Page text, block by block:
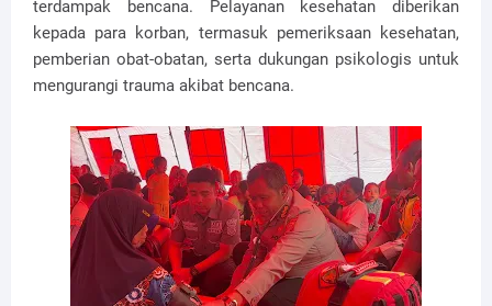
terdampak bencana. Pelayanan kesehatan diberikan
kepada para korban, termasuk pemeriksaan kesehatan,
pemberian obat-obatan, serta dukungan psikologis untuk
mengurangi trauma akibat bencana.